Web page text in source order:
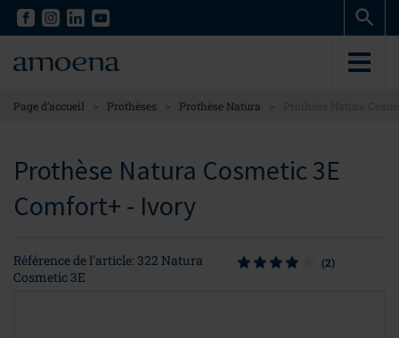
Skip
content
Skip
content
Page d’accueil > Prothèses > Prothèse Natura >
Prothèse Natura Cosmetic 3E
Comfort+ - Ivory
Référence de l'article: 322 Natura
Cosmetic 3E
(2)